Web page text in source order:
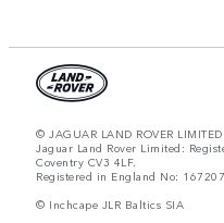
© JAGUAR LAND ROVER
Jaguar Land Rover Limited:
Coventry CV3 4LF.
Registered in England No:
© Inchcape JLR Baltics SIA